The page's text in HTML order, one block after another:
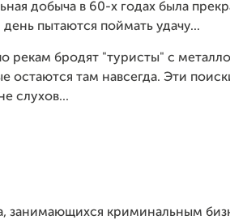
добыча в 60-х годах была
день пытаются поймать удачу...
рекам бродят "туристы" с
остаются там навсегда. Эти
слухов...
занимающихся криминальным